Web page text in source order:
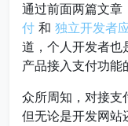
通过前面两篇文章
付 和 独立开发者
道，个人开发者也
产品接入支付功能
众所周知，对接支
但无论是开发网站